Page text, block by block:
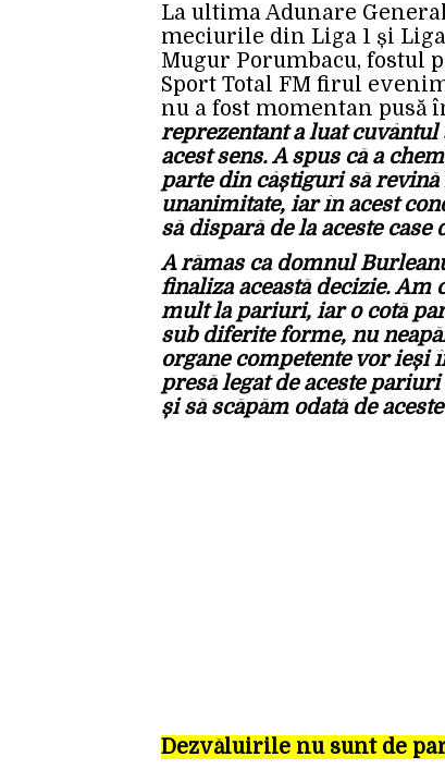
La ultima Adunare
meciurile din Liga 1 și
Mugur Porumbacu, fostul
Sport Total FM firul
nu a fost momentan pusă
reprezentant a luat
acest sens. A spus că a
parte din câștiguri să
unanimitate, iar în acest
să dispară de la aceste
A rămas ca domnul
finaliza această decizie. Am
mult la pariuri, iar o cotă
sub diferite forme, nu
organe competente vor ieși
presă legat de aceste
și să scăpăm odată de
Dezvăluirile nu sunt de